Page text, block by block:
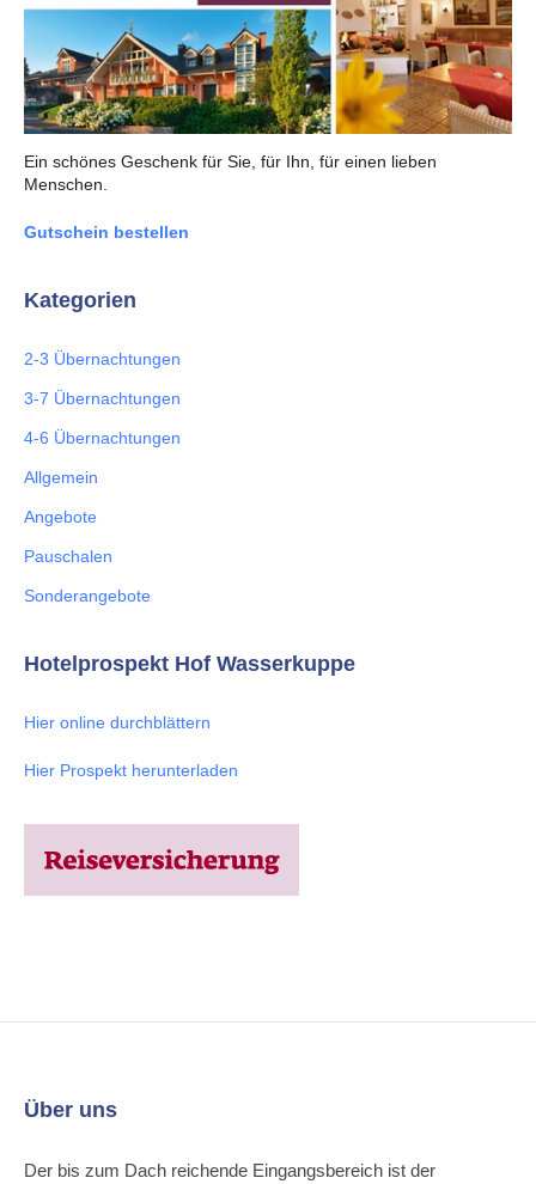
Ein schönes Geschenk für Sie, für Ihn, für einen lieben
Menschen.
Gutschein bestellen
Kategorien
2-3 Übernachtungen
3-7 Übernachtungen
4-6 Übernachtungen
Allgemein
Angebote
Pauschalen
Sonderangebote
Hotelprospekt Hof Wasserkuppe
Hier online durchblättern
Hier Prospekt herunterladen
Über uns
Der bis zum Dach reichende Eingangsbereich ist der